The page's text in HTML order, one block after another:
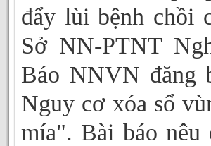
đẩy lùi bệnh chồi
Sở NN-PTNT
Báo NNVN đăng
Nguy cơ xóa sổ
mía". Bài báo nêu